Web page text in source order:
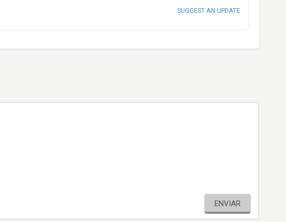
SUGGEST AN UPDATE
ENVIAR